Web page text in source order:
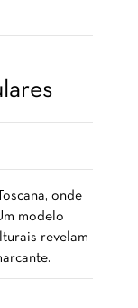
onde
modelo
revelam